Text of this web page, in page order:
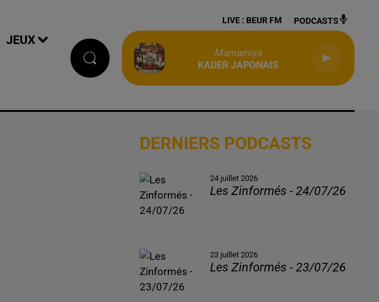
JEUX
LIVE : BEUR FM PODCASTS
Mamamiya
KADER JAPONAIS
DERNIERS PODCASTS
24 juillet 2026
Les Zinformés - 24/07/26
23 juillet 2026
Les Zinformés - 23/07/26